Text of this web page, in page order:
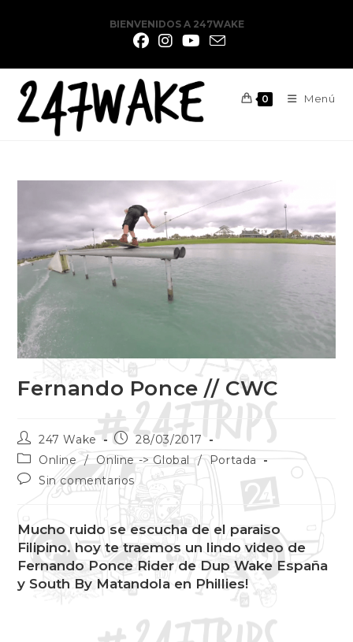
BIENVENIDOS A 247WAKE
0 Menú
Fernando Ponce // CWC
247 Wake
28/03/2017
Online / Online -> Global / Portada
Sin comentarios
Mucho ruido se escucha de el paraiso
Filipino. hoy te traemos un lindo video de
Fernando Ponce Rider de Dup Wake España
y South By Matandola en Phillies!